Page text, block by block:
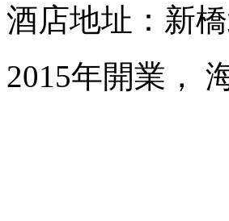
酒店地址：新
2015年開業，